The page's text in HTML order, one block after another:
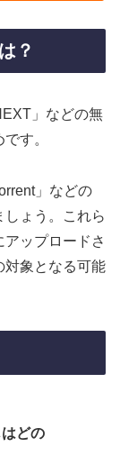
？
」などの無
す。
」などの
ょう。これら
ップロードさ
対象となる可能
どの